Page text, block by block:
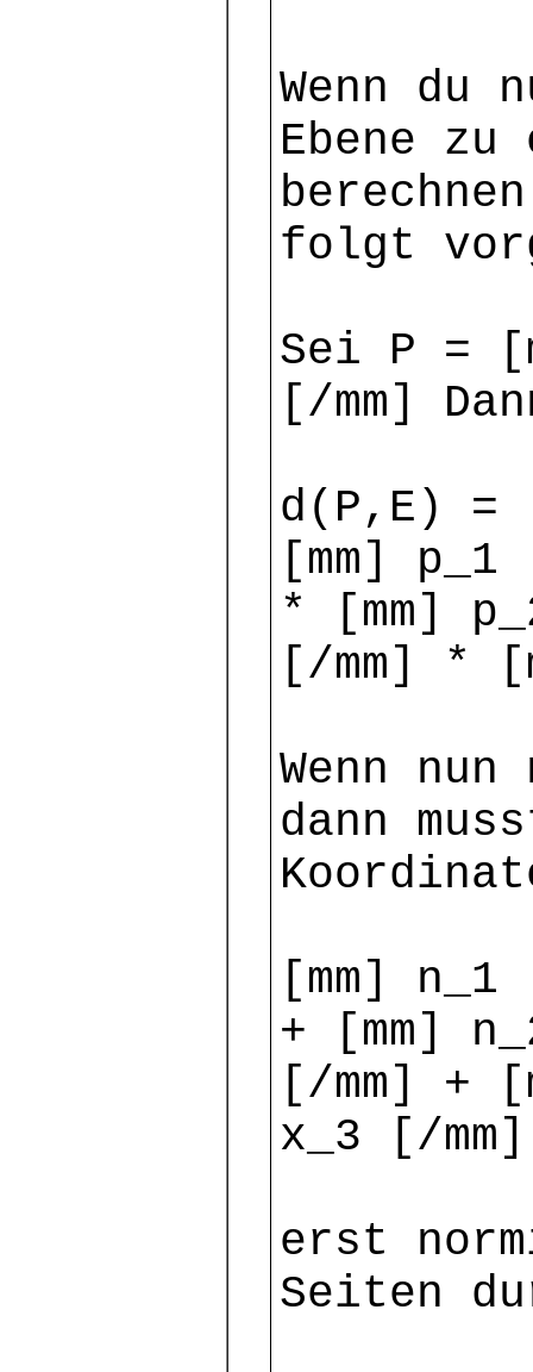
Wenn du
Ebene zu
folgt
Sei P =
[/mm]
d(P,E) =
[mm]
* [mm]
[/mm] *
Wenn
dann
[mm]
+ [mm]
[/mm] +
x_3 [/
erst
Seiten